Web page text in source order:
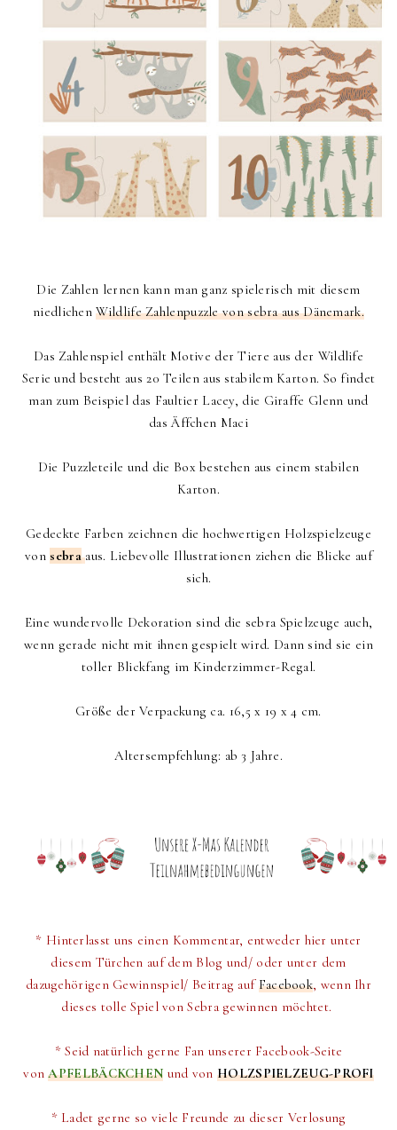
Die Zahlen lernen kann man ganz spielerisch mit diesem
niedlichenWildlife Zahlenpuzzle von sebra aus Dänemark.
Das Zahlenspiel enthält Motive der Tiere aus der Wildlife
Serie und besteht aus 20 Teilen aus stabilem Karton. So findet
man zum Beispiel das Faultier Lacey, die Giraffe Glenn und
das Äffchen Maci
Die Puzzleteile und die Box bestehen aus einem stabilen
Karton.
Gedeckte Farben zeichnen die hochwertigen Holzspielzeuge
von sebra aus. Liebevolle Illustrationen ziehen die Blicke auf
sich.
Eine wundervolle Dekoration sind die sebra Spielzeuge auch,
wenn gerade nicht mit ihnen gespielt wird. Dann sind sie ein
toller Blickfang im Kinderzimmer-Regal.
Größe der Verpackung ca. 16,5 x 19 x 4 cm.
Altersempfehlung: ab 3 Jahre.
* Hinterlasst uns einen Kommentar, entweder hier unter
diesem Türchen auf dem Blog und/ oder unter dem
dazugehörigen Gewinnspiel/ Beitrag aufFacebook, wenn Ihr
dieses tolle Spiel von Sebra gewinnen möchtet.
* Seid natürlich gerne Fan unserer Facebook-Seite
vonAPFELBÄCKCHEN und vonHOLZSPIELZEUG-PROFI
* Ladet gerne so viele Freunde zu dieser Verlosung